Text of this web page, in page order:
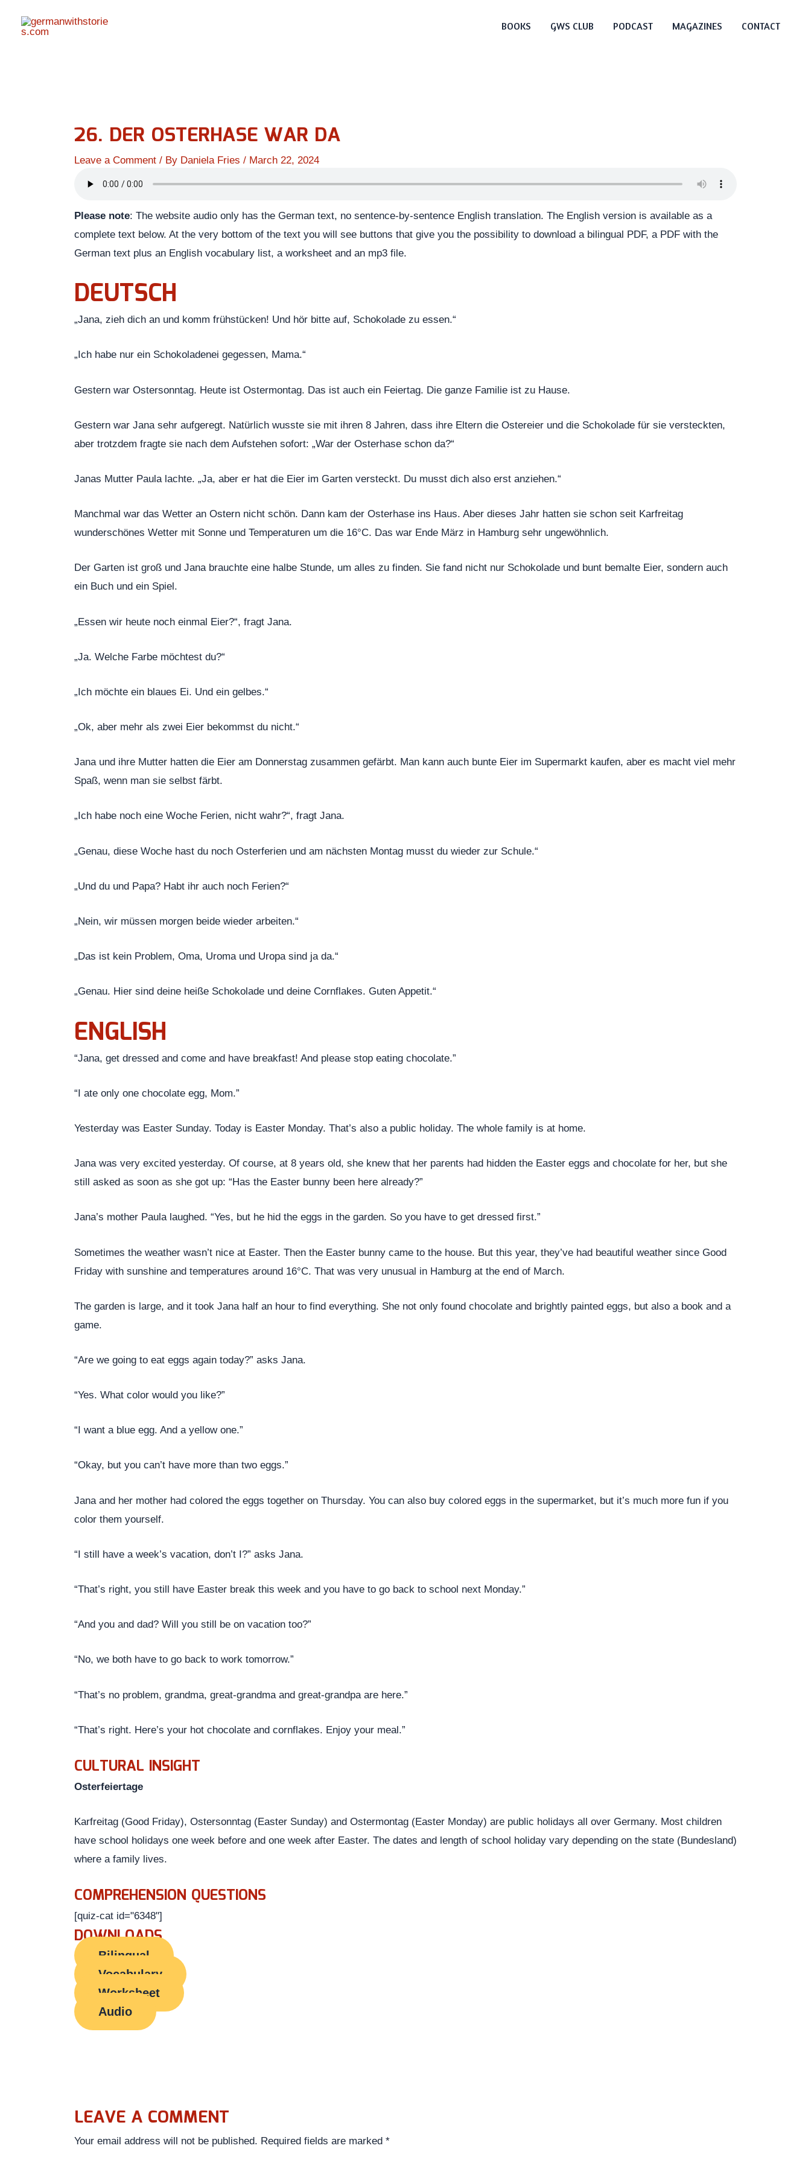
BOOKS GWS CLUB PODCAST MAGAZINES CONTACT
26. DER OSTERHASE WAR DA
Leave a Comment / By Daniela Fries / March 22, 2024
Please note: The website audio only has the German text, no sentence-by-sentence English translation. The English version is available as a
complete text below. At the very bottom of the text you will see buttons that give you the possibility to download a bilingual PDF, a PDF with the
German text plus an English vocabulary list, a worksheet and an mp3 file.
DEUTSCH
„Jana, zieh dich an und komm frühstücken! Und hör bitte auf, Schokolade zu essen.“
„Ich habe nur ein Schokoladenei gegessen, Mama.“
Gestern war Ostersonntag. Heute ist Ostermontag. Das ist auch ein Feiertag. Die ganze Familie ist zu Hause.
Gestern war Jana sehr aufgeregt. Natürlich wusste sie mit ihren 8 Jahren, dass ihre Eltern die Ostereier und die Schokolade für sie versteckten,
aber trotzdem fragte sie nach dem Aufstehen sofort: „War der Osterhase schon da?“
Janas Mutter Paula lachte. „Ja, aber er hat die Eier im Garten versteckt. Du musst dich also erst anziehen.“
Manchmal war das Wetter an Ostern nicht schön. Dann kam der Osterhase ins Haus. Aber dieses Jahr hatten sie schon seit Karfreitag
wunderschönes Wetter mit Sonne und Temperaturen um die 16°C. Das war Ende März in Hamburg sehr ungewöhnlich.
Der Garten ist groß und Jana brauchte eine halbe Stunde, um alles zu finden. Sie fand nicht nur Schokolade und bunt bemalte Eier, sondern auch
ein Buch und ein Spiel.
„Essen wir heute noch einmal Eier?“, fragt Jana.
„Ja. Welche Farbe möchtest du?“
„Ich möchte ein blaues Ei. Und ein gelbes.“
„Ok, aber mehr als zwei Eier bekommst du nicht.“
Jana und ihre Mutter hatten die Eier am Donnerstag zusammen gefärbt. Man kann auch bunte Eier im Supermarkt kaufen, aber es macht viel mehr
Spaß, wenn man sie selbst färbt.
„Ich habe noch eine Woche Ferien, nicht wahr?“, fragt Jana.
„Genau, diese Woche hast du noch Osterferien und am nächsten Montag musst du wieder zur Schule.“
„Und du und Papa? Habt ihr auch noch Ferien?“
„Nein, wir müssen morgen beide wieder arbeiten.“
„Das ist kein Problem, Oma, Uroma und Uropa sind ja da.“
„Genau. Hier sind deine heiße Schokolade und deine Cornflakes. Guten Appetit.“
ENGLISH
“Jana, get dressed and come and have breakfast! And please stop eating chocolate.”
“I ate only one chocolate egg, Mom.”
Yesterday was Easter Sunday. Today is Easter Monday. That’s also a public holiday. The whole family is at home.
Jana was very excited yesterday. Of course, at 8 years old, she knew that her parents had hidden the Easter eggs and chocolate for her, but she
still asked as soon as she got up: “Has the Easter bunny been here already?”
Jana’s mother Paula laughed. “Yes, but he hid the eggs in the garden. So you have to get dressed first.”
Sometimes the weather wasn’t nice at Easter. Then the Easter bunny came to the house. But this year, they’ve had beautiful weather since Good
Friday with sunshine and temperatures around 16°C. That was very unusual in Hamburg at the end of March.
The garden is large, and it took Jana half an hour to find everything. She not only found chocolate and brightly painted eggs, but also a book and a
game.
“Are we going to eat eggs again today?” asks Jana.
“Yes. What color would you like?”
“I want a blue egg. And a yellow one.”
“Okay, but you can’t have more than two eggs.”
Jana and her mother had colored the eggs together on Thursday. You can also buy colored eggs in the supermarket, but it’s much more fun if you
color them yourself.
“I still have a week’s vacation, don’t I?” asks Jana.
“That’s right, you still have Easter break this week and you have to go back to school next Monday.”
“And you and dad? Will you still be on vacation too?”
“No, we both have to go back to work tomorrow.”
“That’s no problem, grandma, great-grandma and great-grandpa are here.”
“That’s right. Here’s your hot chocolate and cornflakes. Enjoy your meal.”
CULTURAL INSIGHT
Osterfeiertage
Karfreitag (Good Friday), Ostersonntag (Easter Sunday) and Ostermontag (Easter Monday) are public holidays all over Germany. Most children
have school holidays one week before and one week after Easter. The dates and length of school holiday vary depending on the state (Bundesland)
where a family lives.
COMPREHENSION QUESTIONS
[quiz-cat id="6348"]
DOWNLOADS
Bilingual
Vocabulary
Worksheet
Audio
LEAVE A COMMENT
Your email address will not be published. Required fields are marked *